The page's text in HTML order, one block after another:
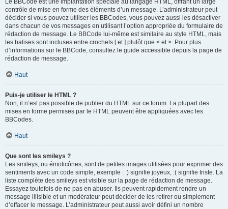
Le BBCode est une implantation spéciale au langage HTML, offrant un large
contrôle de mise en forme des éléments d’un message. L’administrateur peut
décider si vous pouvez utiliser les BBCodes, vous pouvez aussi les désactiver
dans chacun de vos messages en utilisant l’option appropriée du formulaire de
rédaction de message. Le BBCode lui-même est similaire au style HTML, mais
les balises sont incluses entre crochets [ et ] plutôt que < et >. Pour plus
d’informations sur le BBCode, consultez le guide accessible depuis la page de
rédaction de message.
Haut
Puis-je utiliser le HTML ?
Non, il n’est pas possible de publier du HTML sur ce forum. La plupart des
mises en forme permises par le HTML peuvent être appliquées avec les
BBCodes.
Haut
Que sont les smileys ?
Les smileys, ou émoticônes, sont de petites images utilisées pour exprimer des
sentiments avec un code simple, exemple : :) signifie joyeux, :( signifie triste. La
liste complète des smileys est visible sur la page de rédaction de message.
Essayez toutefois de ne pas en abuser. Ils peuvent rapidement rendre un
message illisible et un modérateur peut décider de les retirer ou simplement
d’effacer le message. L’administrateur peut aussi avoir défini un nombre